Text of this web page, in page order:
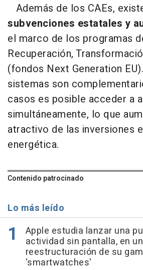
Además de los CAEs,
subvenciones estatales y
el marco de los programas
Recuperación,
(fondos Next Generation
sistemas son
casos es posible acceder a
simultáneamente, lo que
atractivo de las inversiones
energética.
Contenido patrocinado
Lo más leído
Apple estudia lanzar una
actividad sin pantalla, en
reestructuración de su
'smartwatches'